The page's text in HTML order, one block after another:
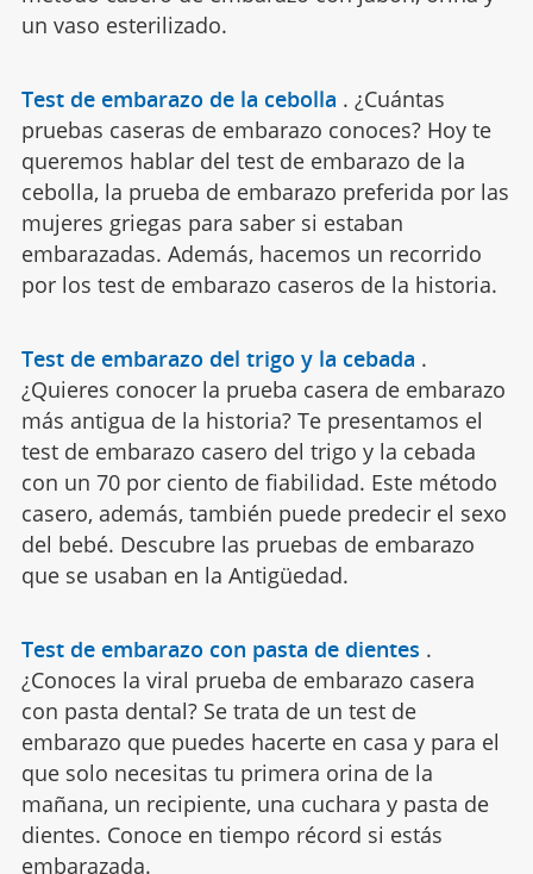
un vaso esterilizado.
Test de embarazo de la cebolla . ¿Cuántas
pruebas caseras de embarazo conoces? Hoy te
queremos hablar del test de embarazo de la
cebolla, la prueba de embarazo preferida por las
mujeres griegas para saber si estaban
embarazadas. Además, hacemos un recorrido
por los test de embarazo caseros de la historia.
Test de embarazo del trigo y la cebada .
¿Quieres conocer la prueba casera de embarazo
más antigua de la historia? Te presentamos el
test de embarazo casero del trigo y la cebada
con un 70 por ciento de fiabilidad. Este método
casero, además, también puede predecir el sexo
del bebé. Descubre las pruebas de embarazo
que se usaban en la Antigüedad.
Test de embarazo con pasta de dientes .
¿Conoces la viral prueba de embarazo casera
con pasta dental? Se trata de un test de
embarazo que puedes hacerte en casa y para el
que solo necesitas tu primera orina de la
mañana, un recipiente, una cuchara y pasta de
dientes. Conoce en tiempo récord si estás
embarazada.